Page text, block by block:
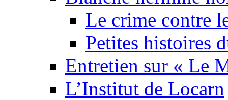
Le crime contre
Petites histoires
Entretien sur « Le
L’Institut de Locarn